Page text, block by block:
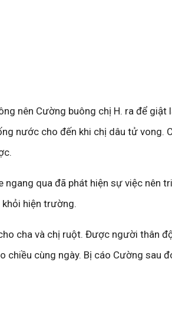
nên Cường buông chị H. ra để giật
nước cho đến khi chị dâu tử vong.
qua đã phát hiện sự việc nên
hiện trường.
cha và chị ruột. Được người thân
chiều cùng ngày. Bị cáo Cường sau